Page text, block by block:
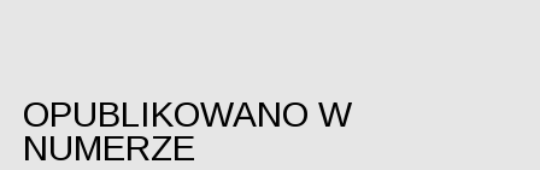
OPUBLIKOWANO W
NUMERZE